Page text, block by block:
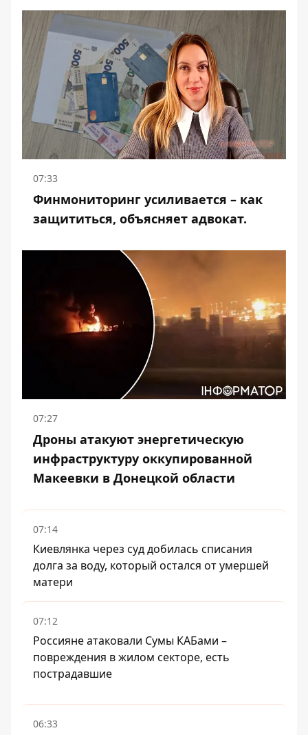
07:33
Финмониторинг усиливается – как
защититься, объясняет адвокат.
07:27
Дроны атакуют энергетическую
инфраструктуру оккупированной
Макеевки в Донецкой области
07:14
Киевлянка через суд добилась списания
долга за воду, который остался от умершей
матери
07:12
Россияне атаковали Сумы КАБами –
повреждения в жилом секторе, есть
пострадавшие
06:33